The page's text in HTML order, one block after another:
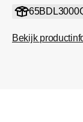
Bekijk